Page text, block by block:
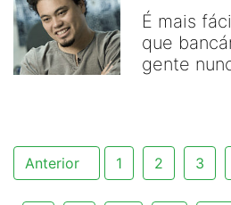
É mais
que
gente
Anterior 1 2 3